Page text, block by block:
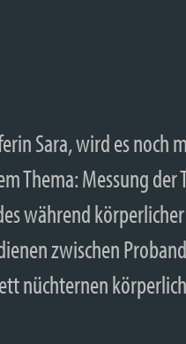
Sara, wird es
Thema: Messung
während
zwischen
nüchternen